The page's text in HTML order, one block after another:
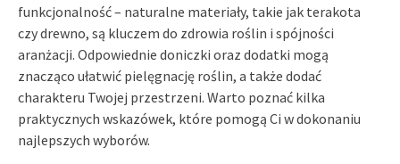
funkcjonalność – naturalne materiały, takie jak terakota
czy drewno, są kluczem do zdrowia roślin i spójności
aranżacji. Odpowiednie doniczki oraz dodatki mogą
znacząco ułatwić pielęgnację roślin, a także dodać
charakteru Twojej przestrzeni. Warto poznać kilka
praktycznych wskazówek, które pomogą Ci w dokonaniu
najlepszych wyborów.